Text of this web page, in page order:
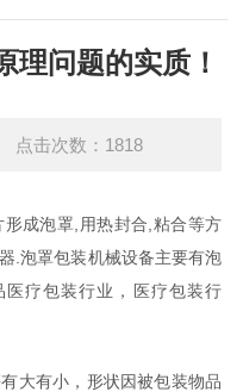
理问题的实质！
点击次数：1818
成泡罩,用热封合,粘合等方
.泡罩包装机械设备主要有泡
疗包装行业，医疗包装行
有小，形状因被包装物品